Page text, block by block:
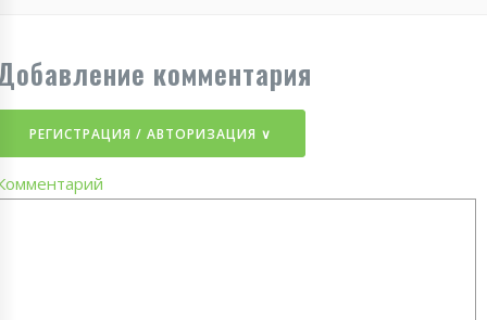
комментария
РЕГИСТРАЦИЯ / АВТОРИЗАЦИЯ ∨